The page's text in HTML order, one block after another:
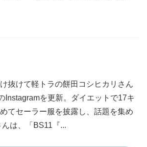
抜けて軽トラの餅田コシヒカリさん
Instagramを更新。ダイエットで17キ
てセーラー服を披露し、話題を集め
は、「BS11『...